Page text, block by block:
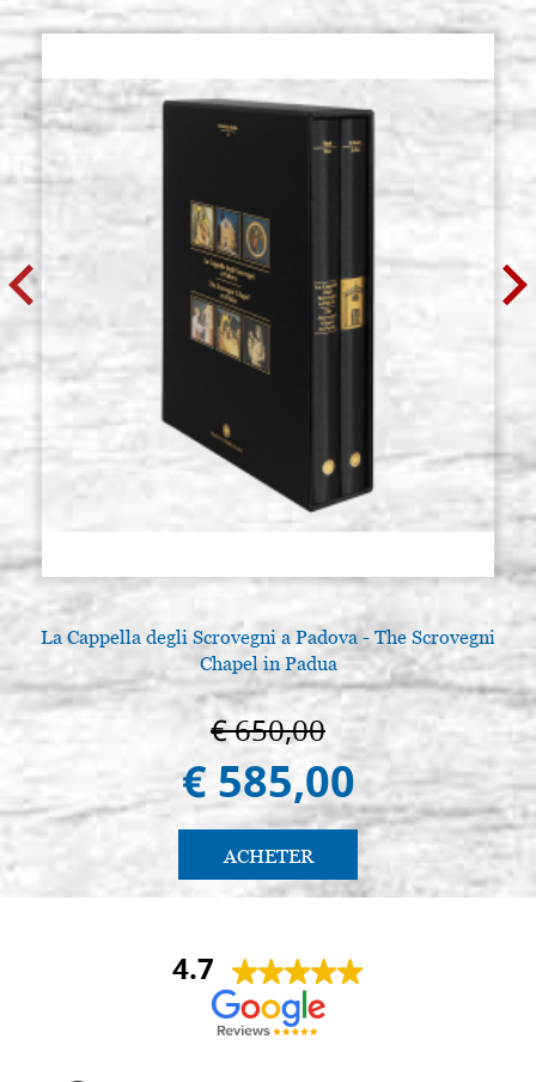
La Cappella degli Scrovegni a Padova - The Scrovegni
Chapel in Padua
€ 650,00
€ 585,00
ACHETER
4.7